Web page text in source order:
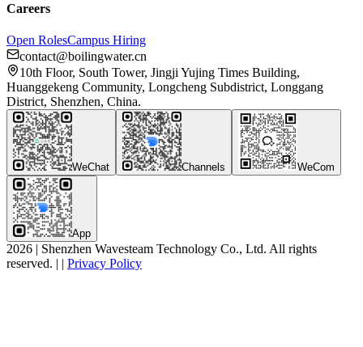
Careers
Open RolesCampus Hiring
contact@boilingwater.cn
10th Floor, South Tower, Jingji Yujing Times Building,
Huanggekeng Community, Longcheng Subdistrict, Longgang
District, Shenzhen, China.
WeChat Channels WeCom
App
2026 | Shenzhen Wavesteam Technology Co., Ltd. All rights
reserved. | | Privacy Policy